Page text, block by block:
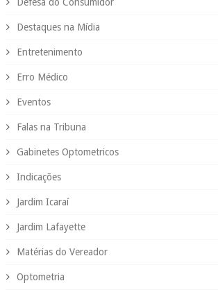
Destaques na Mídia
Entretenimento
Erro Médico
Eventos
Falas na Tribuna
Gabinetes Optometricos
Indicações
Jardim Icaraí
Jardim Lafayette
Matérias do Vereador
Optometria